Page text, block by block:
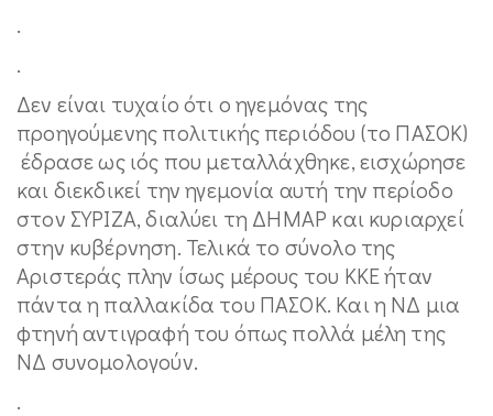
.
.
Δεν είναι τυχαίο ότι ο ηγεμόνας της
προηγούμενης πολιτικής περιόδου (το ΠΑΣΟΚ)
έδρασε ως ιός που μεταλλάχθηκε, εισχώρησε
και διεκδικεί την ηγεμονία αυτή την περίοδο
στον ΣΥΡΙΖΑ, διαλύει τη ΔΗΜΑΡ και κυριαρχεί
στην κυβέρνηση. Τελικά το σύνολο της
Αριστεράς πλην ίσως μέρους του ΚΚΕ ήταν
πάντα η παλλακίδα του ΠΑΣΟΚ. Και η ΝΔ μια
φτηνή αντιγραφή του όπως πολλά μέλη της
ΝΔ συνομολογούν.
.